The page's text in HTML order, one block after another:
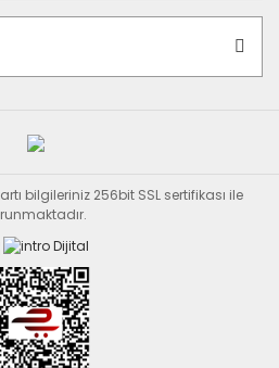
bilgileriniz 256bit SSL sertifikası ile